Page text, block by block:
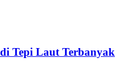
Tepi Laut Terbanyak